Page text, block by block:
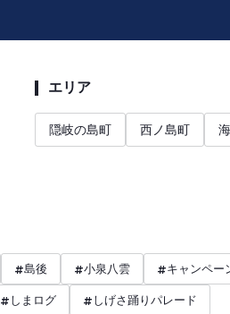
エリア
隠岐の島町 西ノ島町
#島後 #小泉八雲 #キャンペー
# しまログ # しげさ踊りパレード